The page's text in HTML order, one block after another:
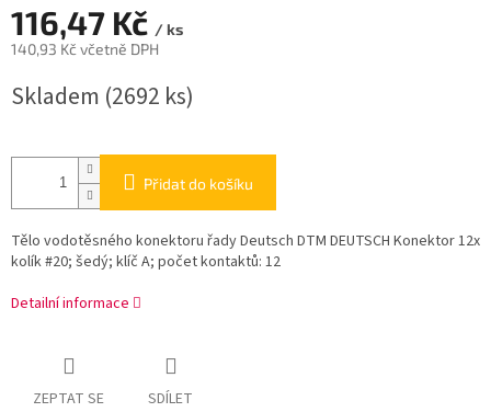
116,47 Kč / ks
140,93 Kč včetně DPH
cena:
Skladem (2692 ks)
Přidat do košíku
Tělo vodotěsného konektoru řady Deutsch DTM DEUTSCH Konektor 12x
kolík #20; šedý; klíč A; počet kontaktů: 12
Detailní informace
ZEPTAT SE SDÍLET